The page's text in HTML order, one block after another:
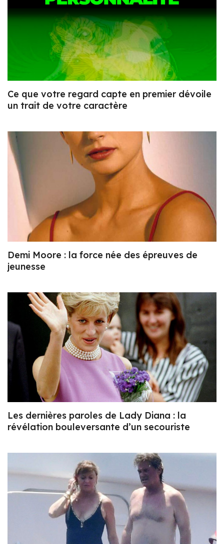
Ce que votre regard capte en premier dévoile
un trait de votre caractère
Demi Moore : la force née des épreuves de
jeunesse
Les dernières paroles de Lady Diana : la
révélation bouleversante d’un secouriste